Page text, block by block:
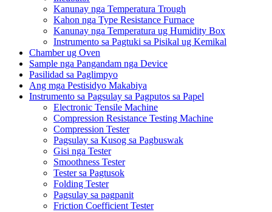
Kanunay nga Temperatura Trough
Kahon nga Type Resistance Furnace
Kanunay nga Temperatura ug Humidity Box
Instrumento sa Pagtuki sa Pisikal ug Kemikal
Chamber ug Oven
Sample nga Pangandam nga Device
Pasilidad sa Paglimpyo
Ang mga Pestisidyo Makabiya
Instrumento sa Pagsulay sa Pagputos sa Papel
Electronic Tensile Machine
Compression Resistance Testing Machine
Compression Tester
Pagsulay sa Kusog sa Pagbuswak
Gisi nga Tester
Smoothness Tester
Tester sa Pagtusok
Folding Tester
Pagsulay sa pagpanit
Friction Coefficient Tester